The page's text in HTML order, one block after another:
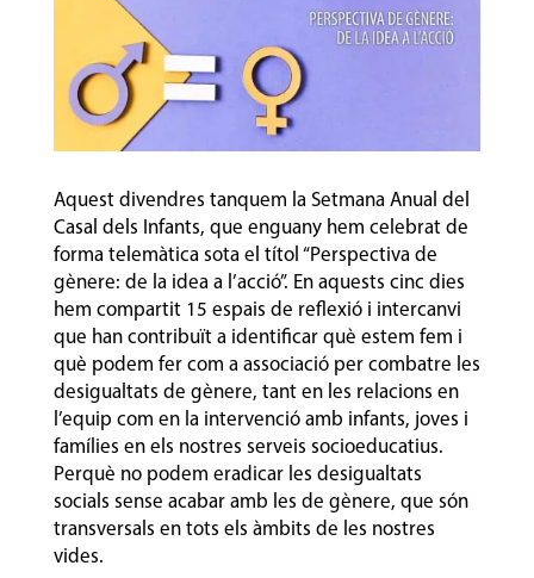
Aquest divendres tanquem la Setmana Anual del
Casal dels Infants, que enguany hem celebrat de
forma telemàtica sota el títol “Perspectiva de
gènere: de la idea a l’acció”. En aquests cinc dies
hem compartit 15 espais de reflexió i intercanvi
que han contribuït a identificar què estem fem i
què podem fer com a associació per combatre les
desigualtats de gènere, tant en les relacions en
l’equip com en la intervenció amb infants, joves i
famílies en els nostres serveis socioeducatius.
Perquè no podem eradicar les desigualtats
socials sense acabar amb les de gènere, que són
transversals en tots els àmbits de les nostres
vides.